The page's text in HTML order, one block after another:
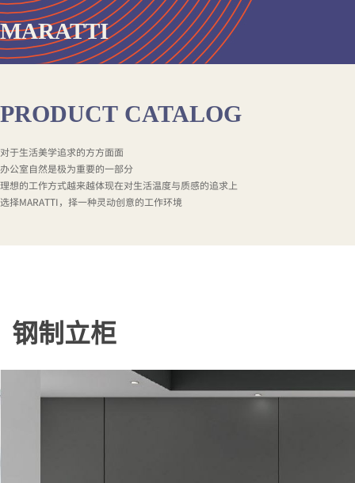
PRODUCT CATALOG
对于生活美学追求的方方面面
办公室自然是极为重要的一部分
理想的工作方式越来越体现在对生活温度与质感的追求上
选择MARATTI，择一种灵动创意的工作环境
钢制立柜
MARATTI